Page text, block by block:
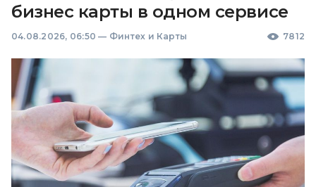
бизнес карты в одном сервисе
04.08.2026, 06:50 — Финтех и Карты 7812